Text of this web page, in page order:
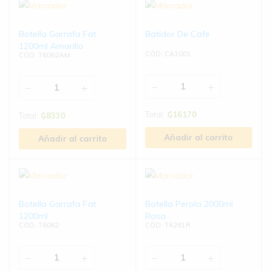
Botella Garrafa Fat
1200ml Amarillo
CÓD: T6062AM
₲8330
Añadir al carrito
Batidor De Cafe
CÓD: CA1001
₲16170
Añadir al carrito
Botella Garrafa Fat
1200ml
CÓD: T6062
Botella Perola 2000ml
Rosa
CÓD: T4261R